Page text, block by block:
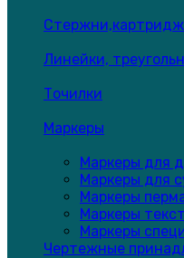
Линейки,
Точилки
Маркеры
Маркеры для
Маркеры для
Маркеры
Маркеры
Маркеры
Чертежные